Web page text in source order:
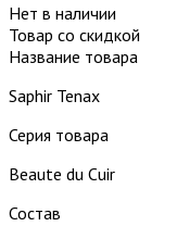
Нет в наличии
Товар со скидкой
Название товара
Saphir Tenax
Серия товара
Beaute du Cuir
Состав